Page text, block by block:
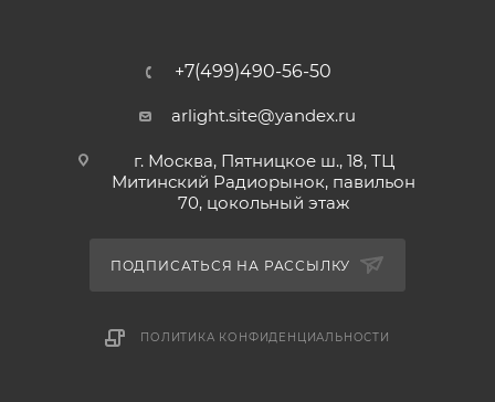
+7(499)490-56-50
arlight.site@yandex.ru
г. Москва, Пятницкое ш., 18, ТЦ
Митинский Радиорынок, павильон
70, цокольный этаж
ПОДПИСАТЬСЯ НА РАССЫЛКУ
ПОЛИТИКА КОНФИДЕНЦИАЛЬНОСТИ